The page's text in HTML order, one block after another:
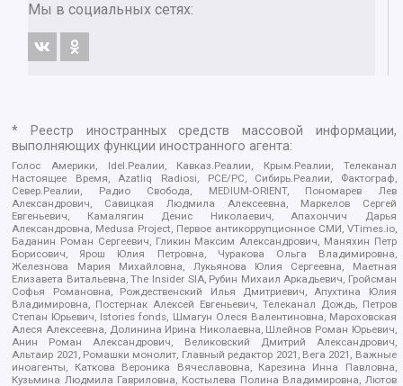
Мы в социальных сетях:
* Реестр иностранных средств массовой информации,
выполняющих функции иностранного агента:
Голос Америки, Idel.Реалии, Кавказ.Реалии, Крым.Реалии, Телеканал
Настоящее Время, Azatliq Radiosi, PCE/PC, Сибирь.Реалии, Фактограф,
Север.Реалии, Радио Свобода, MEDIUM-ORIENT, Пономарев Лев
Александрович, Савицкая Людмила Алексеевна, Маркелов Сергей
Евгеньевич, Камалягин Денис Николаевич, Апахончич Дарья
Александровна, Medusa Project, Первое антикоррупционное СМИ, VTimes.io,
Баданин Роман Сергеевич, Гликин Максим Александрович, Маняхин Петр
Борисович, Ярош Юлия Петровна, Чуракова Ольга Владимировна,
Железнова Мария Михайловна, Лукьянова Юлия Сергеевна, Маетная
Елизавета Витальевна, The Insider SIA, Рубин Михаил Аркадьевич, Гройсман
Софья Романовна, Рождественский Илья Дмитриевич, Апухтина Юлия
Владимировна, Постернак Алексей Евгеньевич, Телеканал Дождь, Петров
Степан Юрьевич, Istories fonds, Шмагун Олеся Валентиновна, Мароховская
Алеся Алексеевна, Долинина Ирина Николаевна, Шлейнов Роман Юрьевич,
Анин Роман Александрович, Великовский Дмитрий Александрович,
Альтаир 2021, Ромашки монолит, Главный редактор 2021, Вега 2021, Важные
иноагенты, Каткова Вероника Вячеславовна, Карезина Инна Павловна,
Кузьмина Людмила Гавриловна, Костылева Полина Владимировна, Лютов